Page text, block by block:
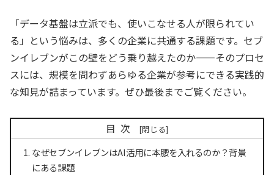
「データ基盤は立派でも、使いこなせる人が限られてい
る」という悩みは、多くの企業に共通する課題です。セブ
ンイレブンがこの壁をどう乗り越えたのか——そのプロセ
スには、規模を問わずあらゆる企業が参考にできる実践的
な知見が詰まっています。ぜひ最後までご覧ください。
目次
なぜセブンイレブンはAI活用に本腰を入れるのか？背景
にある課題